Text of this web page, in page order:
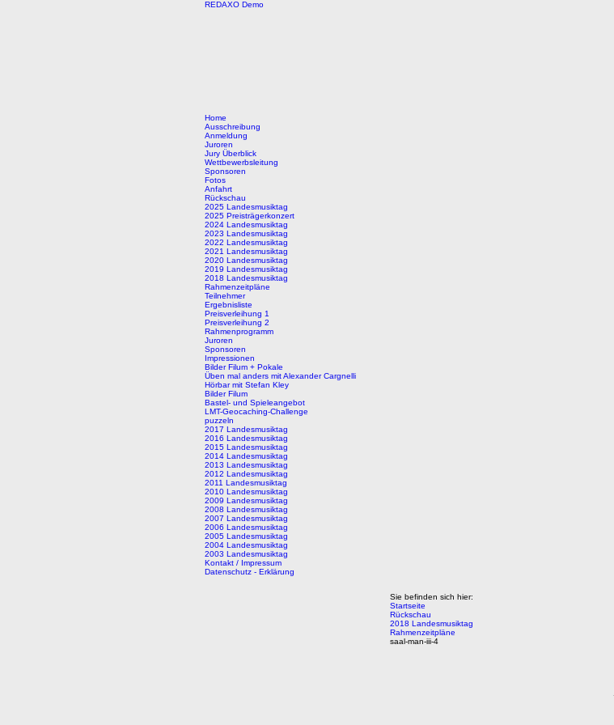
REDAXO Demo
Home
Ausschreibung
Anmeldung
Juroren
Jury Überblick
Wettbewerbsleitung
Sponsoren
Fotos
Anfahrt
Rückschau
2025 Landesmusiktag
2025 Preisträgerkonzert
2024 Landesmusiktag
2023 Landesmusiktag
2022 Landesmusiktag
2021 Landesmusiktag
2020 Landesmusiktag
2019 Landesmusiktag
2018 Landesmusiktag
Rahmenzeitpläne
Teilnehmer
Ergebnisliste
Preisverleihung 1
Preisverleihung 2
Rahmenprogramm
Juroren
Sponsoren
Impressionen
Bilder Filum + Pokale
Üben mal anders mit Alexander Cargnelli
Hörbar mit Stefan Kley
Bilder Filum
Bastel- und Spieleangebot
LMT-Geocaching-Challenge
puzzeln
2017 Landesmusiktag
2016 Landesmusiktag
2015 Landesmusiktag
2014 Landesmusiktag
2013 Landesmusiktag
2012 Landesmusiktag
2011 Landesmusiktag
2010 Landesmusiktag
2009 Landesmusiktag
2008 Landesmusiktag
2007 Landesmusiktag
2006 Landesmusiktag
2005 Landesmusiktag
2004 Landesmusiktag
2003 Landesmusiktag
Kontakt / Impressum
Datenschutz - Erklärung
Sie befinden sich hier:
Startseite
Rückschau
2018 Landesmusiktag
Rahmenzeitpläne
saal-man-iii-4